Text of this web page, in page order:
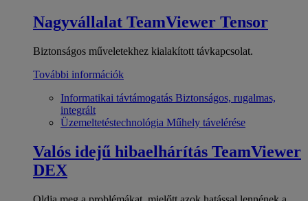
Nagyvállalat TeamViewer Tensor
Biztonságos műveletekhez kialakított távkapcsolat.
További információk
Informatikai távtámogatás Biztonságos, rugalmas,
integrált
Üzemeltetéstechnológia Műhely távelérése
Valós idejű hibaelhárítás TeamViewer
DEX